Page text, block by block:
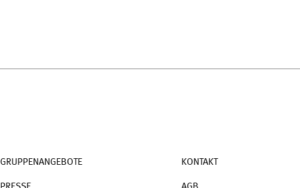
GRUPPENANGEBOTE KONTAKT